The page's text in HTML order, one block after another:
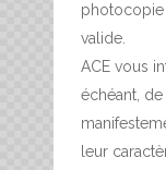
photocopie
valide.
ACE vous
échéant,
leur